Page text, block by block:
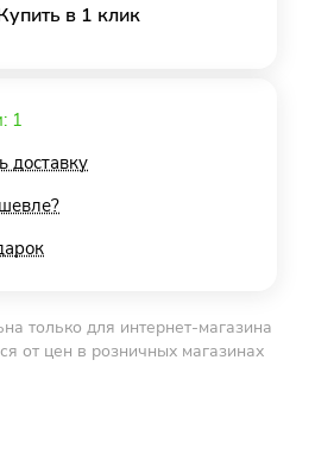
в 1 клик
1
доставку
только для интернет-магазина
от цен в розничных магазинах